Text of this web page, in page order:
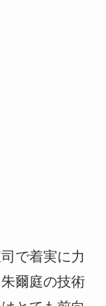
で着実に力
爾庭の技術